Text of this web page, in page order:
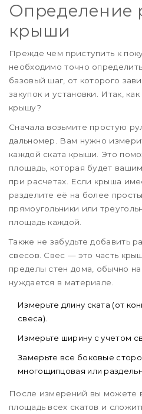
Определение
крыши
Прежде чем приступить к
необходимо точно
базовый шаг, от которого
закупок и установки. Итак,
крышу?
Сначала возьмите простую
дальномер. Вам нужно
каждой ската крыши. Это
площадь, которая будет
при расчетах. Если крыша
разделите её на более
прямоугольники или
площадь каждой.
Также не забудьте добавить
свесов. Свес — это часть
пределы стен дома, обычно
нуждается в материале.
Измерьте длину ската (от
свеса).
Измерьте ширину с учетом
Замерьте все боковые
многощипцовая или
После измерений вы можете
площадь всех скатов и